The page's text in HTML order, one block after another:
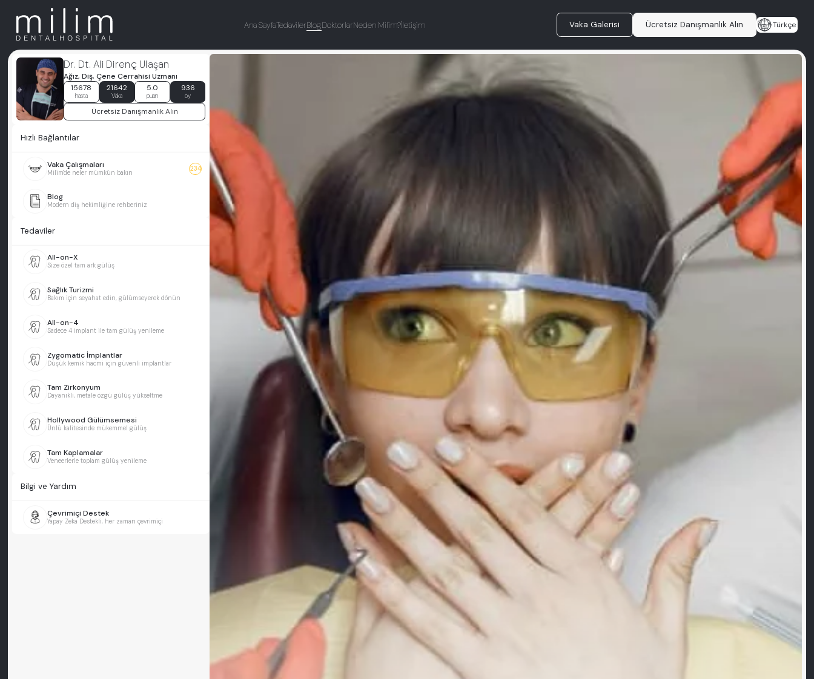
Ana SayfaTedavilerBlogDoktorlarNeden Milim?İletişim Vaka Galerisi Ücretsiz Danışmanlık Alın Türkçe
Dr. Dt. Ali Direnç Ulaşan
Ağız, Diş, Çene Cerrahisi Uzmanı
15678
hasta
21642
Vaka
5.0
puan
936
oy
Ücretsiz Danışmanlık Alın
Hızlı Bağlantılar
Vaka Çalışmaları
Milim'de neler mümkün bakın 234
Blog
Modern diş hekimliğine rehberiniz
Tedaviler
All-on-X
Size özel tam ark gülüş
Sağlık Turizmi
Bakım için seyahat edin, gülümseyerek dönün
All-on-4
Sadece 4 implant ile tam gülüş yenileme
Zygomatic İmplantlar
Düşük kemik hacmi için güvenli implantlar
Tam Zirkonyum
Dayanıklı, metale özgü gülüş yükseltme
Hollywood Gülümsemesi
Ünlü kalitesinde mükemmel gülüş
Tam Kaplamalar
Veneerlerle toplam gülüş yenileme
Bilgi ve Yardım
Çevrimiçi Destek
Yapay Zeka Destekli, her zaman çevrimiçi